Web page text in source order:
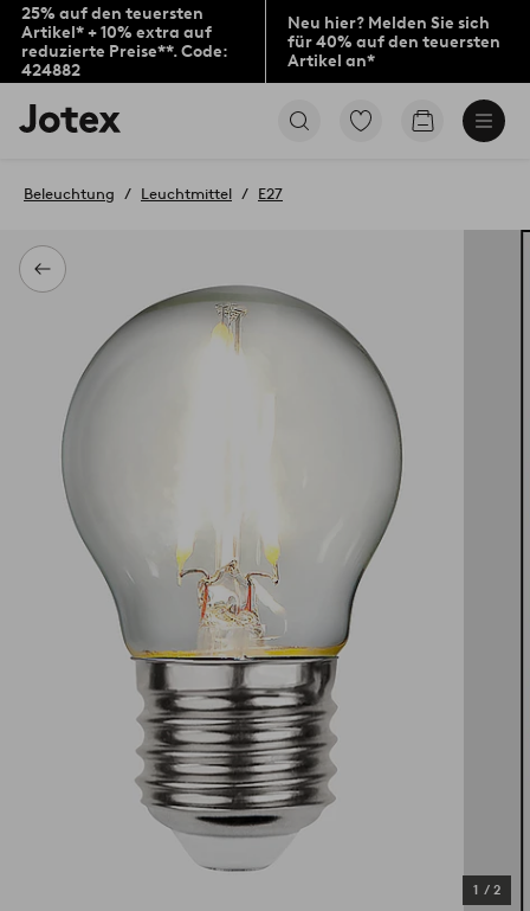
25% auf den teuersten
Artikel* + 10% extra auf
reduzierte Preise**. Code:
424882
Neu hier? Melden Sie sich
für 40% auf den teuersten
Artikel an*
Jotex-
Logo
Startseite
Zu
Zum
Zurück
Beleuchtung Leuchtmittel E27
1 / 2